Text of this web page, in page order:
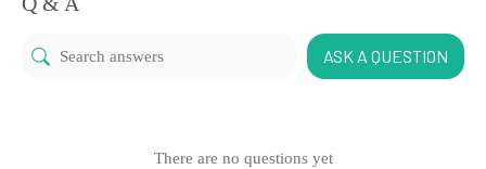
ASK A QUESTION
There are no questions yet